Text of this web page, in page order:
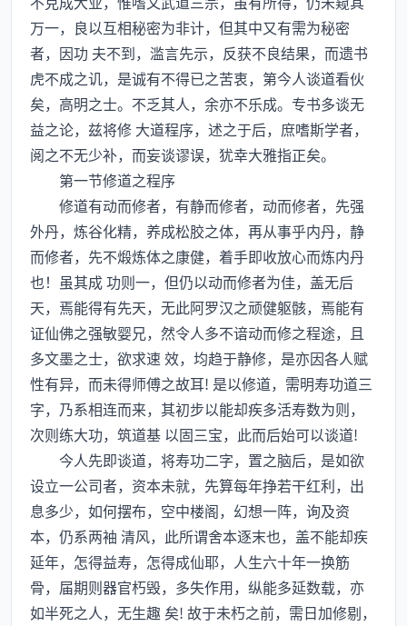
万一，良以互相秘密为非计，但其中又有需为秘密
者，因功 夫不到，滥言先示，反获不良结果，而遗书
虎不成之讥，是诚有不得已之苦衷，第今人谈道看伙
矣，高明之士。不乏其人，余亦不乐成。专书多谈无
益之论，兹将修 大道程序，述之于后，庶嗜斯学者，
阅之不无少补，而妄谈谬误，犹幸大雅指正矣。
第一节修道之程序
修道有动而修者，有静而修者，动而修者，先强
外丹，炼谷化精，养成松胶之体，再从事乎内丹，静
而修者，先不煅炼体之康健，着手即收放心而炼内丹
也！虽其成 功则一，但仍以动而修者为佳，盖无后
天，焉能得有先天，无此阿罗汉之顽健躯骸，焉能有
证仙佛之强敏婴兄，然令人多不谙动而修之程途，且
多文墨之士，欲求速 效，均趋于静修，是亦因各人赋
性有异，而未得师傅之故耳! 是以修道，需明寿功道三
字，乃系相连而来，其初步以能却疾多活寿数为则，
次则练大功，筑道基 以固三宝，此而后始可以谈道!
今人先即谈道，将寿功二字，置之脑后，是如欲
设立一公司者，资本未就，先算每年挣若干红利，出
息多少，如何摆布，空中楼阁，幻想一阵，询及资
本，仍系两袖 清风，此所谓舍本逐末也，盖不能却疾
延年，怎得益寿，怎得成仙耶，人生六十年一换筋
骨，届期则器官朽毁，多失作用，纵能多延数载，亦
如半死之人，无生趣 矣! 故于未朽之前，需日加修剔，